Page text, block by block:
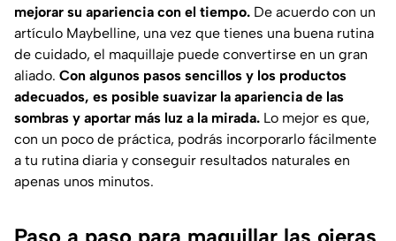
mejorar su apariencia con el tiempo. De acuerdo con un
artículo Maybelline, una vez que tienes una buena rutina
de cuidado, el maquillaje puede convertirse en un gran
aliado. Con algunos pasos sencillos y los productos
adecuados, es posible suavizar la apariencia de las
sombras y aportar más luz a la mirada. Lo mejor es que,
con un poco de práctica, podrás incorporarlo fácilmente
a tu rutina diaria y conseguir resultados naturales en
apenas unos minutos.
Paso a paso para maquillar las ojeras